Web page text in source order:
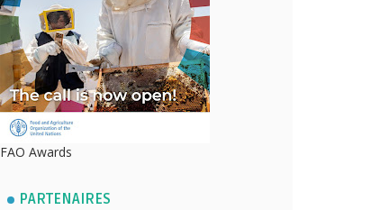
FAO Awards
PARTENAIRES